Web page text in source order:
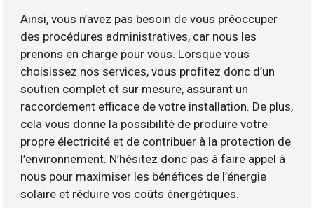
Ainsi, vous n’avez pas besoin de vous préoccuper
des procédures administratives, car nous les
prenons en charge pour vous. Lorsque vous
choisissez nos services, vous profitez donc d’un
soutien complet et sur mesure, assurant un
raccordement efficace de votre installation. De plus,
cela vous donne la possibilité de produire votre
propre électricité et de contribuer à la protection de
l’environnement. N’hésitez donc pas à faire appel à
nous pour maximiser les bénéfices de l’énergie
solaire et réduire vos coûts énergétiques.